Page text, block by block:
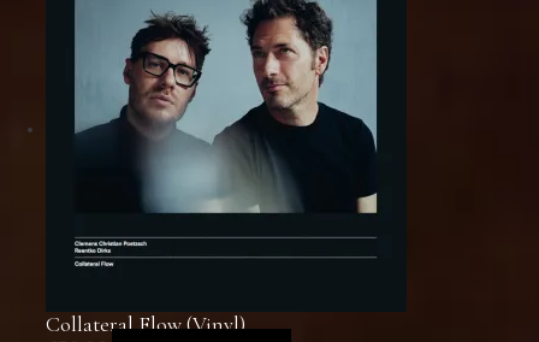
Collateral Flow (Vinyl)